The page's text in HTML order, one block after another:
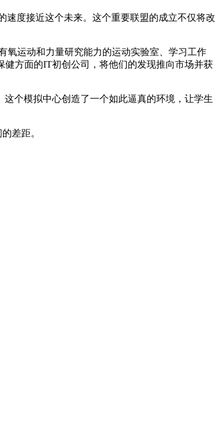
速度接近这个未来。这个重要联盟的成立不仅将改
氧运动和力量研究能力的运动实验室、学习工作
健方面的IT初创公司，将他们的发现推向市场并获
这个模拟中心创造了一个如此逼真的环境，让学生
差距。